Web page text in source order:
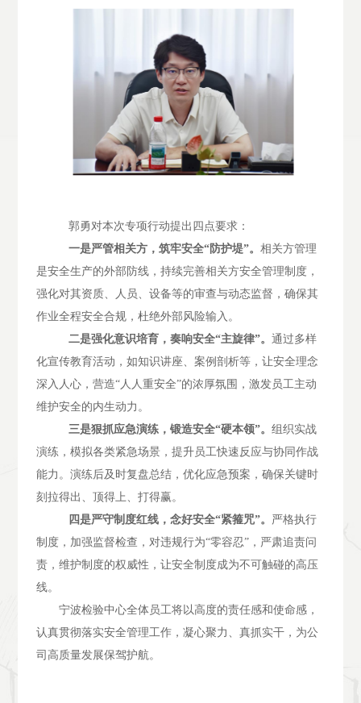
郭勇对本次专项行动提出四点要求：
一是严管相关方，筑牢安全“防护堤”。 相关方管理
是安全生产的外部防线，持续完善相关方安全管理制度，
强化对其资质、人员、设备等的审查与动态监督，确保其
作业全程安全合规，杜绝外部风险输入。
二是强化意识培育，奏响安全“主旋律”。 通过多样
化宣传教育活动，如知识讲座、案例剖析等，让安全理念
深入人心，营造“人人重安全”的浓厚氛围，激发员工主动
维护安全的内生动力。
三是狠抓应急演练，锻造安全“硬本领”。 组织实战
演练，模拟各类紧急场景，提升员工快速反应与协同作战
能力。演练后及时复盘总结，优化应急预案，确保关键时
刻拉得出、顶得上、打得赢。
四是严守制度红线，念好安全“紧箍咒”。 严格执行
制度，加强监督检查，对违规行为“零容忍”，严肃追责问
责，维护制度的权威性，让安全制度成为不可触碰的高压
线。
宁波检验中心全体员工将以高度的责任感和使命感，
认真贯彻落实安全管理工作，凝心聚力、真抓实干，为公
司高质量发展保驾护航。